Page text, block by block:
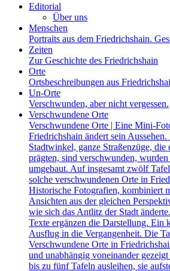
Editorial
Über uns
Menschen
Portraits aus dem Friedrichshain.
Zeiten
Zur Geschichte des Friedrichshain
Orte
Ortsbeschreibungen aus
Un-Orte
Verschwunden, aber nicht vergessen.
Verschwundene Orte
Verschwundene Orte | Eine Mini-
Friedrichshain ändert sein
Stadtwinkel, ganze Straßenzüge, die
prägten, sind verschwunden,
umgebaut. Auf insgesamt zwölf
solche verschwundenen Orte in
Historische Fotografien, kombiniert
Ansichten aus der gleichen
wie sich das Antlitz der Stadt
Texte ergänzen die Darstellung. Ein
Ausflug in die Vergangenheit. Die
Verschwundene Orte in
und unabhängig voneinander
bis zu fünf Tafeln ausleihen, sie